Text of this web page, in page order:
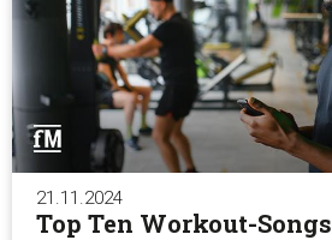
21.11.2024
Top Ten Workout-Songs